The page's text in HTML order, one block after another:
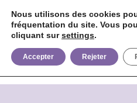
 
Nous utilisons des cookies
fréquentation du site. Vous
cliquant sursettings.
Accepter Rejeter